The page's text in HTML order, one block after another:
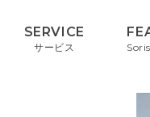
SERVICE
サービス